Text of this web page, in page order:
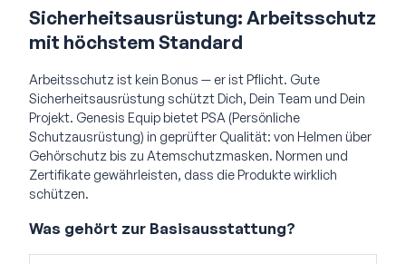
Sicherheitsausrüstung: Arbeitsschutz
mit höchstem Standard
Arbeitsschutz ist kein Bonus — er ist Pflicht. Gute
Sicherheitsausrüstung schützt Dich, Dein Team und Dein
Projekt. Genesis Equip bietet PSA (Persönliche
Schutzausrüstung) in geprüfter Qualität: von Helmen über
Gehörschutz bis zu Atemschutzmasken. Normen und
Zertifikate gewährleisten, dass die Produkte wirklich
schützen.
Was gehört zur Basisausstattung?